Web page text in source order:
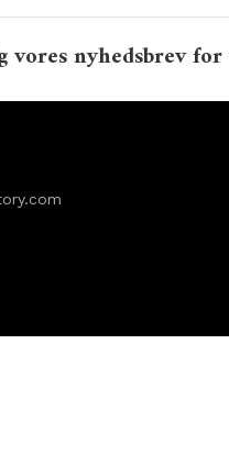
nyhedsbrev